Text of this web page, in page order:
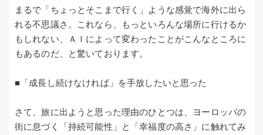
まるで「ちょっとそこまで行く」ような感覚で海外に出ら
れる不思議さ。これなら、もっといろんな場所に行けるか
もしれない、ＡＩによって変わったことがこんなところに
もあるのだ、と驚いております。
■「成長し続けなければ」を手放したいと思った
さて、旅に出ようと思った理由のひとつは、ヨーロッパの
街に息づく「持続可能性」と「幸福度の高さ」に触れてみ